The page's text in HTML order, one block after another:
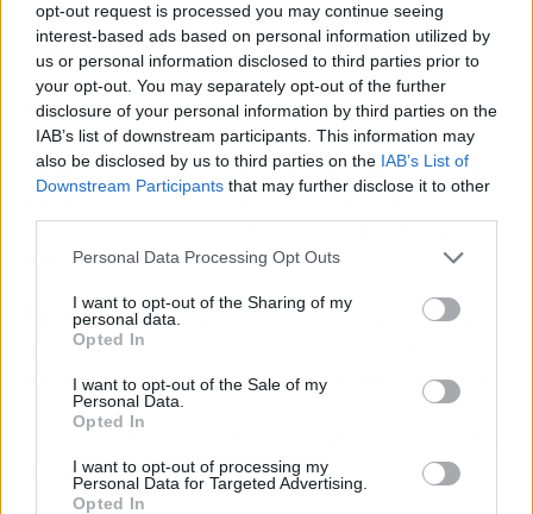
opt-out request is processed you may continue seeing
interest-based ads based on personal information utilized by
us or personal information disclosed to third parties prior to
your opt-out. You may separately opt-out of the further
disclosure of your personal information by third parties on the
IAB’s list of downstream participants. This information may
also be disclosed by us to third parties on the IAB’s List of
Downstream Participants that may further disclose it to other
Personal Data Processing Opt Outs
I want to opt-out of the Sharing of my
personal data.
Opted In
I want to opt-out of the Sale of my
Personal Data.
Opted In
I want to opt-out of processing my
Personal Data for Targeted Advertising.
Opted In
variedades como senia o bahía, controla más el
punto porque se pasan con facilidad.
El caldo no es una ciencia exacta. Los 3,5-4
litros que sugiere la receta dependen del
diámetro de la paella, del tipo de arroz y de la
intensidad del fuego. Ten siempre caldo
caliente a mano por si necesitas añadir un poco
más durante la cocción.
El socarrat es el broche de oro. Cuando el arroz
haya bebido casi todo el caldo, sube el fuego al
máximo un minuto sin remover. Oirás un ligero
crepitar y olerás a tostado: es la señal de que se
está formando esa capa crujiente que tanto nos
gusta.